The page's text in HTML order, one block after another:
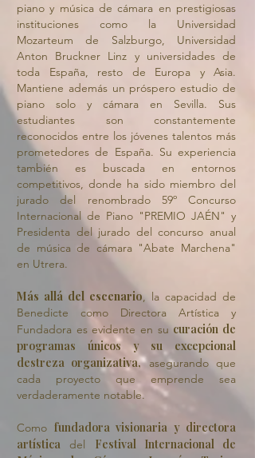
piano y música de cámara en prestigiosas
instituciones como la Universidad
Mozarteum de Salzburgo, Universidad
Anton Bruckner Linz y universidades de
toda España, resto de Europa y Asia.
Mantiene además un próspero estudio de
piano solo y cámara en Sevilla. Sus
estudiantes son constantemente
reconocidos entre los jóvenes talentos más
prometedores de España. Su experiencia
también es buscada en entornos
competitivos, donde ha sido miembro del
jurado del renombrado 59º Concurso
Internacional de Piano "PREMIO JAÉN" y
Presidenta del jurado del concurso anual
de música de cámara "Abate Marchena"
en Utrera.
Más allá del escenario, la capacidad de
Benedicte como Directora Artística y
Fundadora es evidente en su curación de
programas únicos y su excepcional
destreza organizativa,asegurando que
cada proyecto que emprende sea
verdaderamente notable.
Como fundadora visionaria y directora
artística del Festival Internacional de